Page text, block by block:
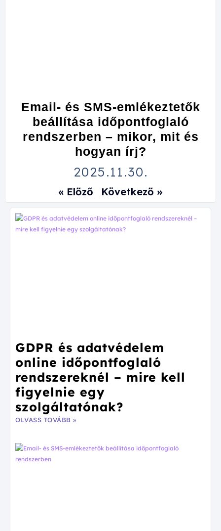
Email- és SMS-emlékeztetők
beállítása időpontfoglaló
rendszerben – mikor, mit és
hogyan írj?
2025.11.30.
« Előző Következő »
GDPR és adatvédelem
online időpontfoglaló
rendszereknél – mire kell
figyelnie egy
szolgáltatónak?
OLVASS TOVÁBB »